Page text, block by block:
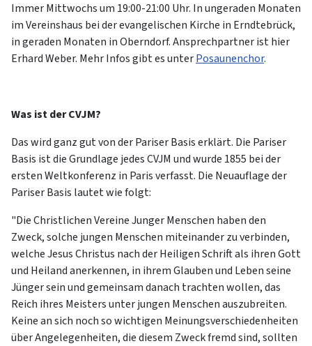
Immer Mittwochs um 19:00-21:00 Uhr. In ungeraden Monaten
im Vereinshaus bei der evangelischen Kirche in Erndtebrück,
in geraden Monaten in Oberndorf. Ansprechpartner ist hier
Erhard Weber. Mehr Infos gibt es unterPosaunenchor.
Was ist der CVJM?
Das wird ganz gut von der Pariser Basis erklärt. Die Pariser
Basis ist die Grundlage jedes CVJM und wurde 1855 bei der
ersten Weltkonferenz in Paris verfasst. Die Neuauflage der
Pariser Basis lautet wie folgt:
"Die Christlichen Vereine Junger Menschen haben den
Zweck, solche jungen Menschen miteinander zu verbinden,
welche Jesus Christus nach der Heiligen Schrift als ihren Gott
und Heiland anerkennen, in ihrem Glauben und Leben seine
Jünger sein und gemeinsam danach trachten wollen, das
Reich ihres Meisters unter jungen Menschen auszubreiten.
Keine an sich noch so wichtigen Meinungsverschiedenheiten
über Angelegenheiten, die diesem Zweck fremd sind, sollten